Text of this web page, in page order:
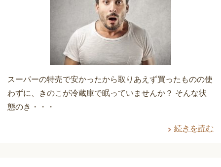
スーパーの特売で安かったから取りあえず買ったものの使
わずに、きのこが冷蔵庫で眠っていませんか？ そんな状
態のき・・・
続きを読む